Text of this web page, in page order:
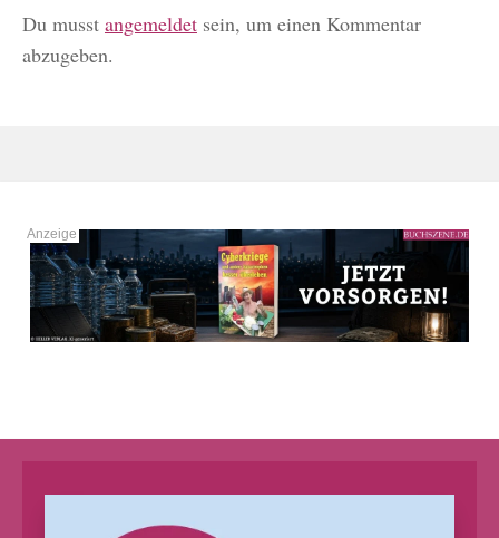
Du musst angemeldet sein, um einen Kommentar
abzugeben.